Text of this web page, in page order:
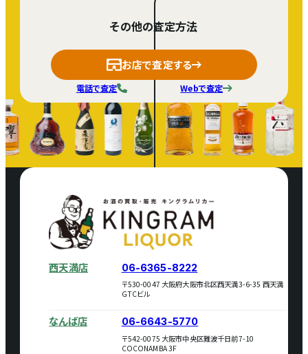
その他の査定方法
お店で査定する
Webで査定
電話で査定
西天満店 06-6365-8222
〒530-0047 大阪府大阪市北区西天満3-6-35 西天満
GTCビル
なんば店 06-6643-5770
〒542-0075 大阪市中央区難波千日前7-10
COCONAMBA 3F